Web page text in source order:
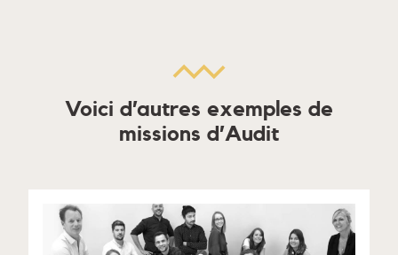
Voici d’autres exemples de
missions d’Audit